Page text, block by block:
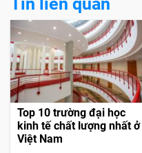
Top 10 trường đại học
kinh tế chất lượng nhất ở
Việt Nam